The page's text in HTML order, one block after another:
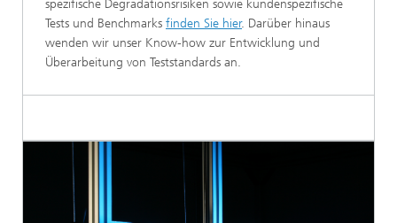
spezifische Degradationsrisiken sowie kundenspezifische
Tests und Benchmarks finden Sie hier. Darüber hinaus
wenden wir unser Know-how zur Entwicklung und
Überarbeitung von Teststandards an.